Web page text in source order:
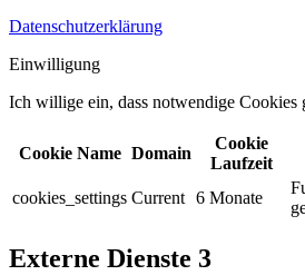
Datenschutzerklärung
Einwilligung
Ich willige ein, dass notwendige Cookies
Cookie Name Domain
Cookie
Laufzeit
cookies_settings Current 6 Monate
Externe Dienste 3